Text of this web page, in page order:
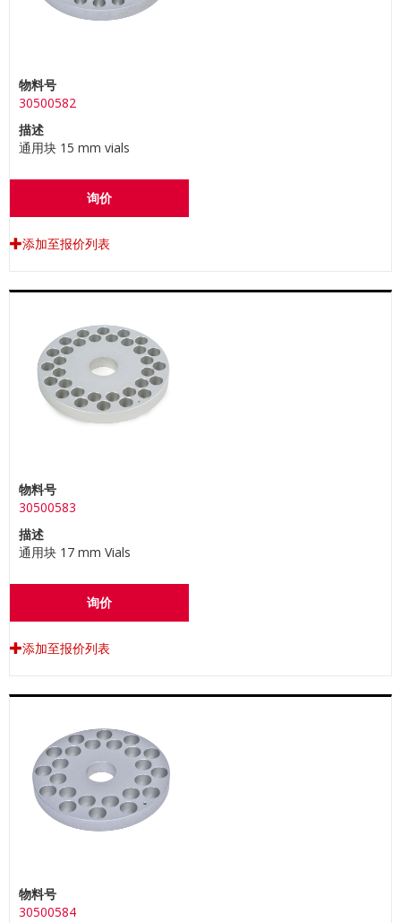
物料号
30500582
描述
通用块 15 mm vials
询价
添加至报价列表
物料号
30500583
描述
通用块 17 mm Vials
询价
添加至报价列表
物料号
30500584